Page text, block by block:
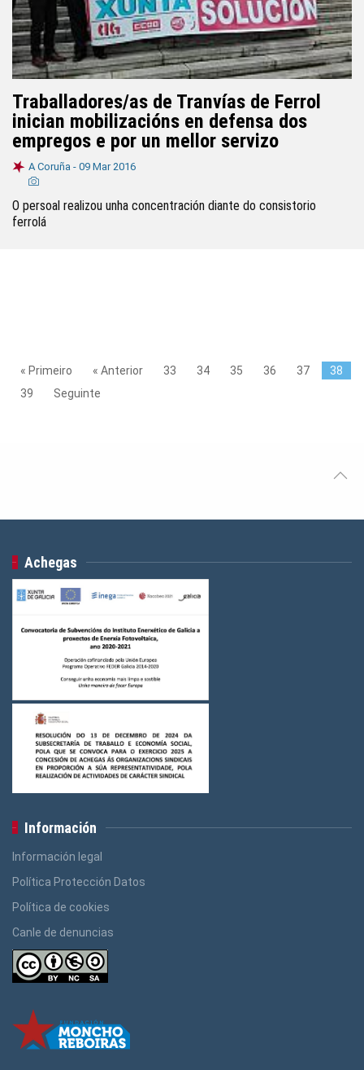
Traballadores/as de Tranvías de Ferrol
inician mobilizacións en defensa dos
empregos e por un mellor servizo
A Coruña - 09 Mar 2016
O persoal realizou unha concentración diante do consistorio
ferrolá
« Primeiro « Anterior 33 34 35 36 37
38
39
Seguinte
Achegas
Información
Información legal
Política Protección Datos
Política de cookies
Canle de denuncias